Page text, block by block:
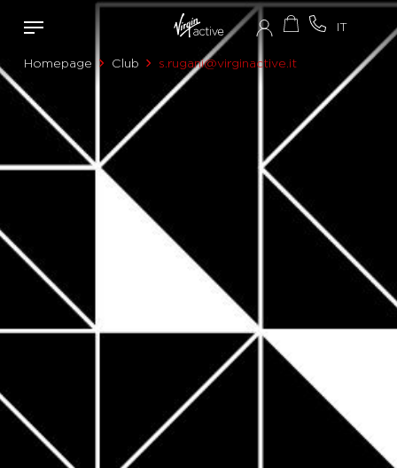
Homepage Club s.rugani@virginactive.it